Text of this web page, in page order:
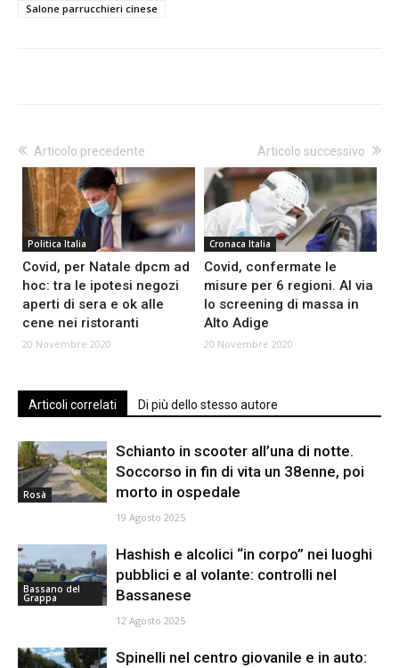
Salone parrucchieri cinese
Articolo precedente
Politica Italia
Covid, per Natale dpcm ad
hoc: tra le ipotesi negozi
aperti di sera e ok alle
cene nei ristoranti
20 Novembre 2020
Articolo successivo
Cronaca Italia
Covid, confermate le
misure per 6 regioni. Al via
lo screening di massa in
Alto Adige
20 Novembre 2020
Articoli correlati Di più dello stesso autore
Rosà
Schianto in scooter all’una di notte.
Soccorso in fin di vita un 38enne, poi
morto in ospedale
19 Agosto 2025
Bassano del
Grappa
Hashish e alcolici “in corpo” nei luoghi
pubblici e al volante: controlli nel
Bassanese
12 Agosto 2025
Spinelli nel centro giovanile e in auto: